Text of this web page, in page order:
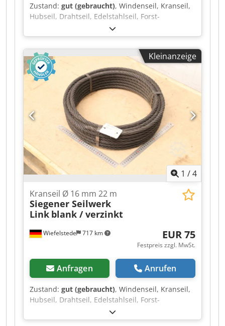
Zustand: gut (gebraucht), Windenseil, Kranseil,
Hubseil, Drahtseil, Edelstahlseil, Forst-
Windenseil -Hersteller: Siegener Seilwerk Link,
Kranseil Stahldrahtseil Ø 16 mm -Länge: 46,83 m
-auch andere Kranseile: vorhanden -
Transportabmessung: Ø 490 x 140 mm
Crsdpfxozr U Iqj Am Usf -Gewicht: 38,4 kg
Kleinanzeige
1 /4
Wiefelstede 717 km
Kranseil Ø 16 mm 22 m
Siegener Seilwerk
Link blank / verzinkt
EUR 75
Festpreis zzgl. MwSt.
Anfragen Anrufen
Zustand: gut (gebraucht), Windenseil, Kranseil,
Hubseil, Drahtseil, Edelstahlseil, Forst-
Windenseil, Anschlagseil, Stahldrahtseil -
Hersteller: Siegener Seilwerk Link, Kranseil